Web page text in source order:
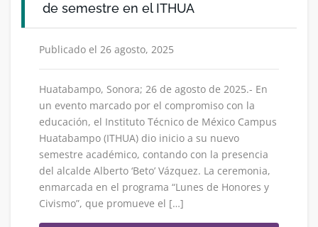
de semestre en el ITHUA
Publicado el 26 agosto, 2025
Huatabampo, Sonora; 26 de agosto de 2025.- En
un evento marcado por el compromiso con la
educación, el Instituto Técnico de México Campus
Huatabampo (ITHUA) dio inicio a su nuevo
semestre académico, contando con la presencia
del alcalde Alberto ‘Beto’ Vázquez. La ceremonia,
enmarcada en el programa “Lunes de Honores y
Civismo”, que promueve el […]